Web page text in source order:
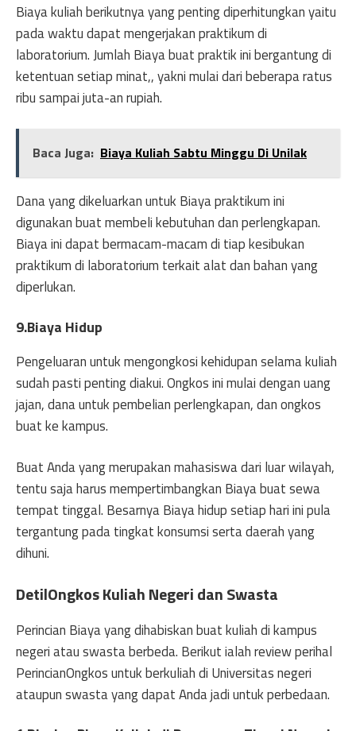
Biaya kuliah berikutnya yang penting diperhitungkan yaitu
pada waktu dapat mengerjakan praktikum di
laboratorium. Jumlah Biaya buat praktik ini bergantung di
ketentuan setiap minat,, yakni mulai dari beberapa ratus
ribu sampai juta-an rupiah.
Baca Juga: Biaya Kuliah Sabtu Minggu Di Unilak
Dana yang dikeluarkan untuk Biaya praktikum ini
digunakan buat membeli kebutuhan dan perlengkapan.
Biaya ini dapat bermacam-macam di tiap kesibukan
praktikum di laboratorium terkait alat dan bahan yang
diperlukan.
9.Biaya Hidup
Pengeluaran untuk mengongkosi kehidupan selama kuliah
sudah pasti penting diakui. Ongkos ini mulai dengan uang
jajan, dana untuk pembelian perlengkapan, dan ongkos
buat ke kampus.
Buat Anda yang merupakan mahasiswa dari luar wilayah,
tentu saja harus mempertimbangkan Biaya buat sewa
tempat tinggal. Besarnya Biaya hidup setiap hari ini pula
tergantung pada tingkat konsumsi serta daerah yang
dihuni.
DetilOngkos Kuliah Negeri dan Swasta
Perincian Biaya yang dihabiskan buat kuliah di kampus
negeri atau swasta berbeda. Berikut ialah review perihal
PerincianOngkos untuk berkuliah di Universitas negeri
ataupun swasta yang dapat Anda jadi untuk perbedaan.